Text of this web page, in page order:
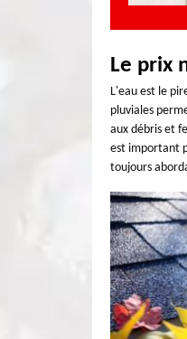
Le prix
L'eau est le
pluviales
aux débris et
est important
toujours